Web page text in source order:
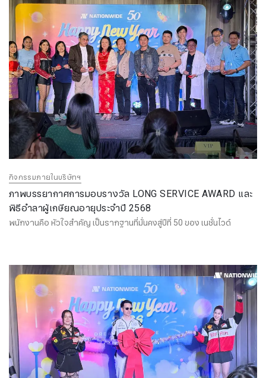
กิจกรรมภายในบริษัทฯ
ภาพบรรยากาศการมอบรางวัล LONG SERVICE AWARD และ
พิธีอำลาผู้เกษียณอายุประจำปี 2568
พนักงานคือ หัวใจสำคัญ เป็นรากฐานที่มั่นคงสู่ปีที่ 50 ของ เนชั่นไวด์